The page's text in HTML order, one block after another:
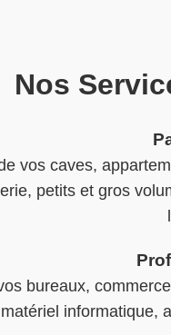
Nos
vos caves,
petits et gros
bureaux,